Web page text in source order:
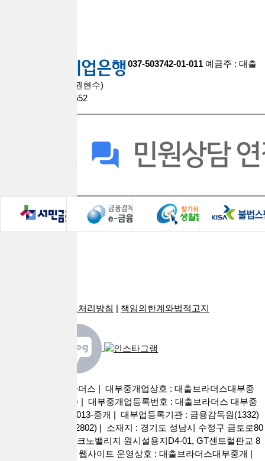
037-503742-01-011 예금주 : 대출
브라더스대부중개(권현수)
팩스 : 0508-9609-2552
개인정보처리방침 | 책임의한계와법적고지
사이트명 : 대출브라더스 | 대부중개업상호 : 대출브라더스대부중
개 | 대표자 : 권현수 | 대부중개업등록번호 : 대출브라더스 대부중
개 2026-경기성남-0013-중개 | 대부업등록기관 : 금융감독원(1332)
성남시청 (031-729-2802) | 소재지 : 경기도 성남시 수정구 금토로80
번길 55, 판교 제2테크노밸리지 원시설용지D4-01, GT센트럴판교 8
층 808호 (금토동) | 웹사이트 운영상호 : 대출브라더스대부중개 |